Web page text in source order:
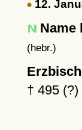
12.
Name
(hebr.)
† 495 (?)